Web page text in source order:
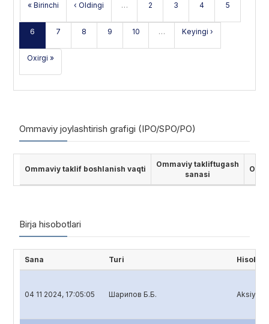
« Birinchi ‹ Oldingi … 2 3 4 5
6 7 8 9 10 … Keyingi ›
Oxirgi »
Ommaviy joylashtirish grafigi (IPO/SPO/PO)
Ommaviy taklif boshlanish vaqti
Ommaviy takliftugash
sanasi
Birja hisobotlari
Sana Turi Hisobot
04 11 2024, 17:05:05 Шарипов Б.Б.